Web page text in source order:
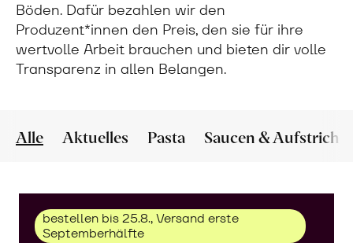
Böden. Dafür bezahlen wir den
Produzent*innen den Preis, den sie für ihre
wertvolle Arbeit brauchen und bieten dir volle
Transparenz in allen Belangen.
Alle Aktuelles Pasta Saucen & Aufstriche
bestellen bis 25.8., Versand erste
Septemberhälfte